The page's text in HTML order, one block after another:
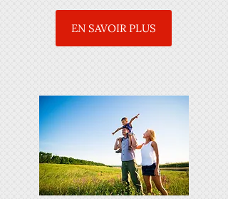
EN SAVOIR PLUS